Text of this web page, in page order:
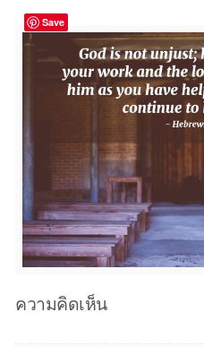
Save
ความคิดเห็น